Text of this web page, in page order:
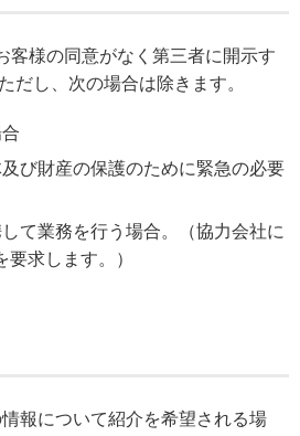
客様の同意がなく第三者に開示す
だし、次の場合は除きます。
及び財産の保護のために緊急の必要
して業務を行う場合。（協力会社に
求します。）
情報について紹介を希望される場